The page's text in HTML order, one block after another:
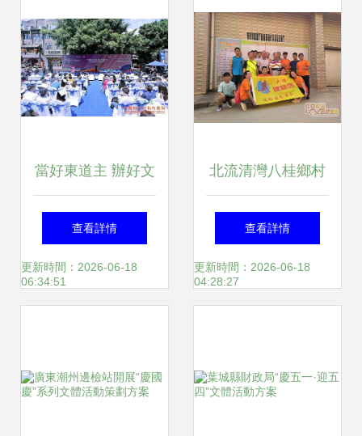
當好東道主 辦好文
旅會 外提顏值招人
氣 內修氣質增魅力
查看詳情
更新時間：2026-06-18
06:34:51
北流清灣八桂鄉村
公園“漫步游八桂·
健康眾人生”游園獲
查看詳情
更新時間：2026-06-18
04:28:27